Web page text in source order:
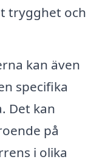
trygghet och
kan även
specifika
Det kan
på
i olika